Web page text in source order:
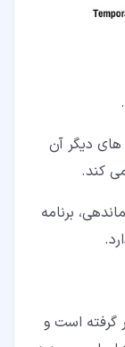
دیگر آن
کند.
برنامه
گرفته است و